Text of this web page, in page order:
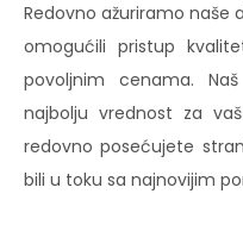
Redovno ažuriramo naše
omogućili pristup
povoljnim cenama.
najbolju vrednost za
redovno posećujete
bili u toku sa najnovijim